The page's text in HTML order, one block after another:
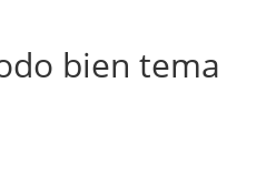
bien tema